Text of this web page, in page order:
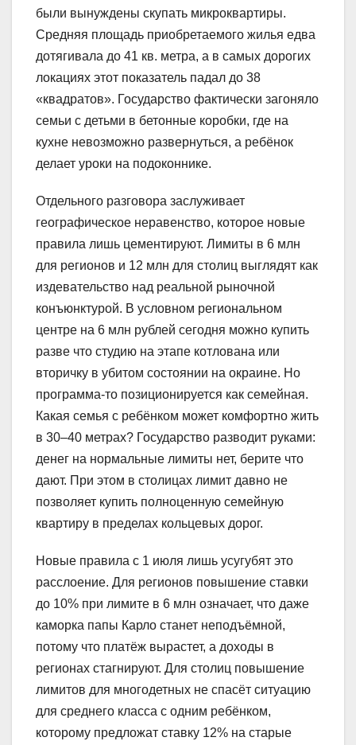
были вынуждены скупать микроквартиры.
Средняя площадь приобретаемого жилья едва
дотягивала до 41 кв. метра, а в самых дорогих
локациях этот показатель падал до 38
«квадратов». Государство фактически загоняло
семьи с детьми в бетонные коробки, где на
кухне невозможно развернуться, а ребёнок
делает уроки на подоконнике.
Отдельного разговора заслуживает
географическое неравенство, которое новые
правила лишь цементируют. Лимиты в 6 млн
для регионов и 12 млн для столиц выглядят как
издевательство над реальной рыночной
конъюнктурой. В условном региональном
центре на 6 млн рублей сегодня можно купить
разве что студию на этапе котлована или
вторичку в убитом состоянии на окраине. Но
программа-то позиционируется как семейная.
Какая семья с ребёнком может комфортно жить
в 30–40 метрах? Государство разводит руками:
денег на нормальные лимиты нет, берите что
дают. При этом в столицах лимит давно не
позволяет купить полноценную семейную
квартиру в пределах кольцевых дорог.
Новые правила с 1 июля лишь усугубят это
расслоение. Для регионов повышение ставки
до 10% при лимите в 6 млн означает, что даже
каморка папы Карло станет неподъёмной,
потому что платёж вырастет, а доходы в
регионах стагнируют. Для столиц повышение
лимитов для многодетных не спасёт ситуацию
для среднего класса с одним ребёнком,
которому предложат ставку 12% на старые